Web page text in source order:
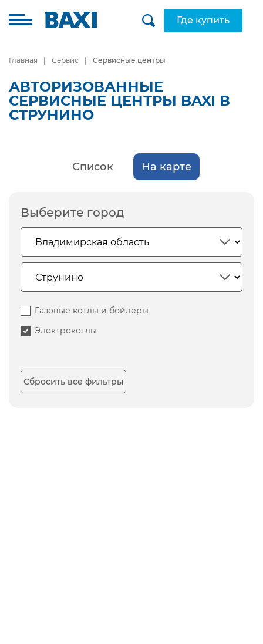
Где купить
Главная Сервис Сервисные центры
АВТОРИЗОВАННЫЕ
СЕРВИСНЫЕ ЦЕНТРЫ BAXI В
СТРУНИНО
Список На карте
Выберите город
Газовые котлы и бойлеры
Электрокотлы
Сбросить все фильтры